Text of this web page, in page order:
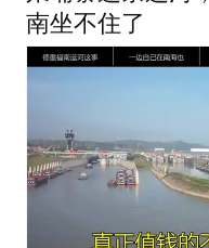
南坐不住了